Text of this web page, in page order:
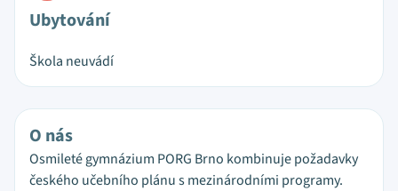
Ubytování
Škola neuvádí
O nás
Osmileté gymnázium PORG Brno kombinuje požadavky
českého učebního plánu s mezinárodními programy.